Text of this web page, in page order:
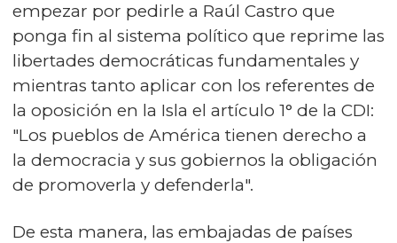
empezar por pedirle a Raúl Castro que
ponga fin al sistema político que reprime las
libertades democráticas fundamentales y
mientras tanto aplicar con los referentes de
la oposición en la Isla el artículo 1° de la CDI:
"Los pueblos de América tienen derecho a
la democracia y sus gobiernos la obligación
de promoverla y defenderla".
De esta manera, las embajadas de países